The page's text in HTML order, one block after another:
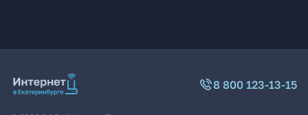
8 800 123-13-15